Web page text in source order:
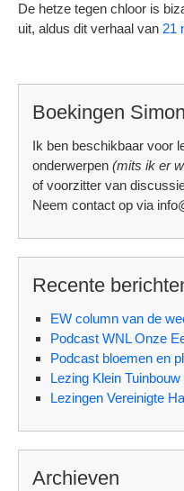
De hetze tegen chloor is
uit, aldus dit verhaal van 21
Boekingen Simon
Ik ben beschikbaar voor
onderwerpen (mits ik er
of voorzitter van
Neem contact op via
Recente
EW column van de
Podcast WNL Onze
Podcast bloemen en
Lezing Klein
Lezingen Vereinigte
Archieven